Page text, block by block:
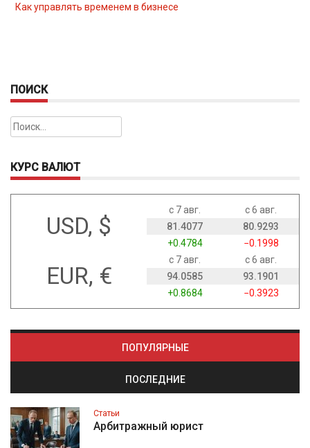
Как управлять временем в бизнесе
ПОИСК
Найти:
КУРС ВАЛЮТ
USD, $
с 7 авг.
с 6 авг.
81.4077
80.9293
+0.4784
−0.1998
EUR, €
с 7 авг.
с 6 авг.
94.0585
93.1901
+0.8684
−0.3923
ПОПУЛЯРНЫЕ
ПОСЛЕДНИЕ
Статьи
Арбитражный юрист